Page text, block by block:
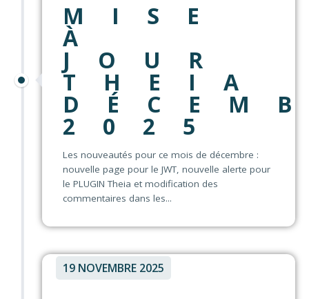
MISE
À
JOUR
THEIA
2025
Les nouveautés pour ce mois de décembre :
nouvelle page pour le JWT, nouvelle alerte pour
le PLUGIN Theia et modification des
commentaires dans les...
19 NOVEMBRE 2025